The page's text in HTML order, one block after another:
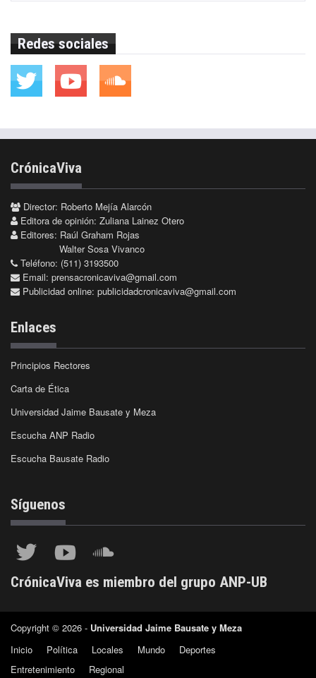
Redes sociales
CrónicaViva
Director: Roberto Mejía Alarcón
Editora de opinión: Zuliana Lainez Otero
Editores: Raúl Graham Rojas
Walter Sosa Vivanco
Teléfono: (511) 3193500
Email: prensacronicaviva@gmail.com
Publicidad online: publicidadcronicaviva@gmail.com
Enlaces
Principios Rectores
Carta de Ética
Universidad Jaime Bausate y Meza
Escucha ANP Radio
Escucha Bausate Radio
Síguenos
CrónicaViva es miembro del grupo ANP-UB
Copyright © 2026 - Universidad Jaime Bausate y Meza
Inicio
Política Locales Mundo
Deportes
Entretenimiento
Regional